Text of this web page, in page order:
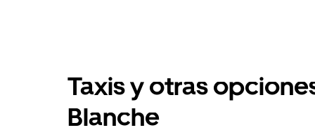
Taxis y otras
Blanche